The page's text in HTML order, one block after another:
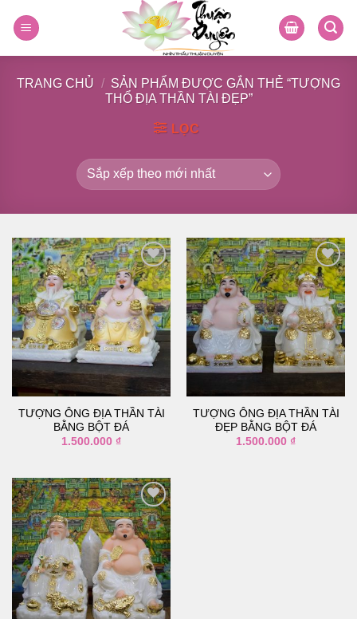
TRANG CHỦ / SẢN PHẨM ĐƯỢC GẮN THẺ “TƯỢNG
THỔ ĐỊA THẦN TÀI ĐẸP”
LỌC
Thêm
vào
danh
sách
yêu
thích
TƯỢNG ÔNG ĐỊA THẦN TÀI
BẰNG BỘT ĐÁ
1.500.000 ₫
Thêm
vào
danh
sách
yêu
thích
TƯỢNG ÔNG ĐỊA THẦN TÀI
ĐẸP BẰNG BỘT ĐÁ
1.500.000 ₫
Thêm
vào
danh
sách
yêu
thích